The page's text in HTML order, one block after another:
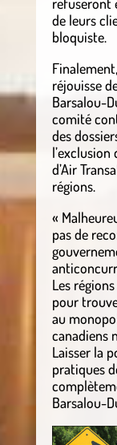
de leurs
bloquiste.
réjouisse
Barsalou-
comité
des
l’exclusion
d’Air
régions.
«
pas de
Les
pour
au
canadiens
Laisser la
pratiques
Barsalou-